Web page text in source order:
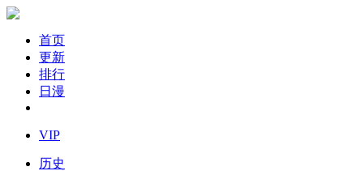
首页
更新
排行
日漫
VIP
历史